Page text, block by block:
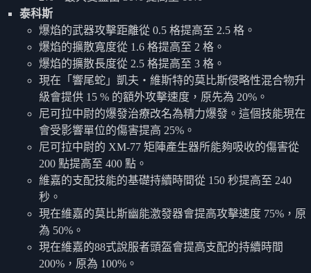
泰科斯
爆焰的武器攻擊距離從 0.5 格提高至 2.5 格。
爆焰的擴散寬度從 1.6 格提高至 2 格。
爆焰的擴散長度從 2.5 格提高至 3 格。
現在「響尾蛇」凱夫‧維斯特的莫比斯侵略性混合物升
級會提供 15 % 的額外攻擊速度，原先為 20%。
尼可拉中尉的爆發治療改名為精力爆發。這個技能現在
會受影響單位的傷害提高 25%。
尼可拉中尉的 XM-77 矩陣產生器所能夠吸收的傷害從
200 點提高至 400 點。
維嘉的支配技能的基礎持續時間從 150 秒提高至 240
秒。
現在維嘉的莫比斯幽能激發器會提高攻擊速度 75%，原
為 50%。
現在維嘉的88式說服者頭盔會提高支配的持續時間
200%，原為 100%。